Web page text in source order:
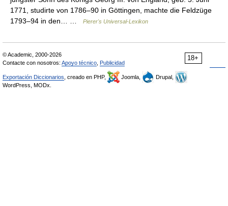
1771, studirte von 1786–90 in Göttingen, machte die Feldzüge
1793–94 in den… …
Pierer's Universal-Lexikon
18+
© Academic, 2000-2026
Contacte con nosotros: Apoyo técnico Publicidad
Exportación Diccionarios , creado en PHP, Joomla,
Drupal,
WordPress, MODx.